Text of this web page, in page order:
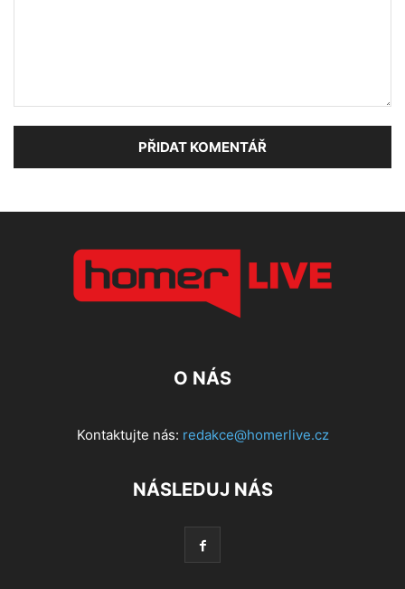
O NÁS
Kontaktujte nás: redakce@homerlive.cz
NÁSLEDUJ NÁS